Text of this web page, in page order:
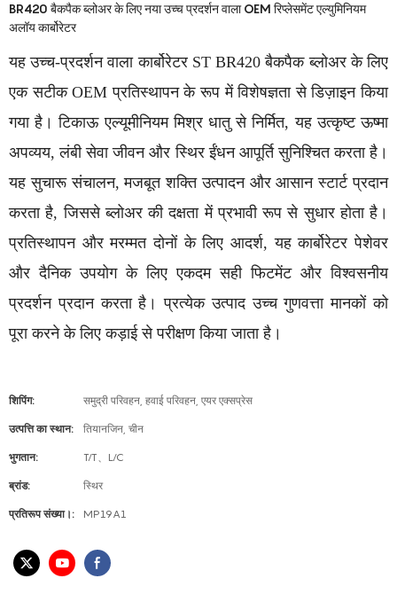
BR420 बैकपैक ब्लोअर के लिए नया उच्च प्रदर्शन वाला OEM रिप्लेसमेंट एल्युमिनियम
अलॉय कार्बोरेटर
यह उच्च-प्रदर्शन वाला कार्बोरेटर ST BR420 बैकपैक ब्लोअर के लिए
एक सटीक OEM प्रतिस्थापन के रूप में विशेषज्ञता से डिज़ाइन किया
गया है। टिकाऊ एल्यूमीनियम मिश्र धातु से निर्मित, यह उत्कृष्ट ऊष्मा
अपव्यय, लंबी सेवा जीवन और स्थिर ईंधन आपूर्ति सुनिश्चित करता है।
यह सुचारू संचालन, मजबूत शक्ति उत्पादन और आसान स्टार्ट प्रदान
करता है, जिससे ब्लोअर की दक्षता में प्रभावी रूप से सुधार होता है।
प्रतिस्थापन और मरम्मत दोनों के लिए आदर्श, यह कार्बोरेटर पेशेवर
और दैनिक उपयोग के लिए एकदम सही फिटमेंट और विश्वसनीय
प्रदर्शन प्रदान करता है। प्रत्येक उत्पाद उच्च गुणवत्ता मानकों को
पूरा करने के लिए कड़ाई से परीक्षण किया जाता है।
शिपिंग: समुद्री परिवहन, हवाई परिवहन, एयर एक्सप्रेस
उत्पत्ति का स्थान: तियानजिन, चीन
भुगतान: T/T、L/C
ब्रांड: स्थिर
प्रतिरूप संख्या।: MP19A1